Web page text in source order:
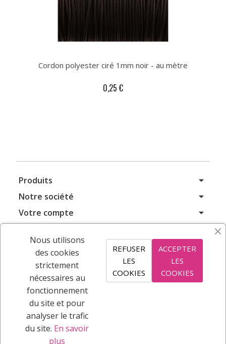
Cordon polyester ciré 1mm noir - au mètre
0,25 €
Produits arrow_drop_down
Notre société arrow_drop_down
Votre compte arrow_drop_down
S’ABONNER
SUIVEZ NOUS
Vous pouvez vous désinscrire à tout moment. Vous
trouverez pour cela nos informations de contact dans
Nous utilisons
des cookies
strictement
nécessaires au
fonctionnement
du site et pour
analyser le trafic
du site. En savoir
plus
ACCEPTER
LES
COOKIES
REFUSER
LES
COOKIES